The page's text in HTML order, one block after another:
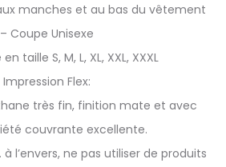
manches et au bas du vêtement
– Coupe Unisexe
taille S, M, L, XL, XXL, XXXL
Impression Flex:
très fin, finition mate et avec
couvrante excellente.
à l’envers, ne pas utiliser de produits